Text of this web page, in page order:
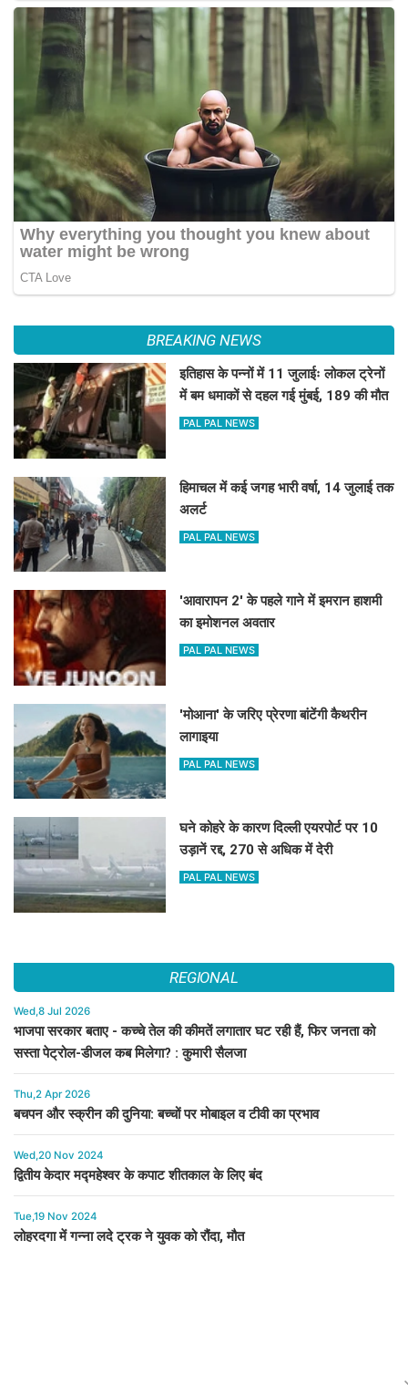
BREAKING NEWS
इतिहास के पन्नों में 11 जुलाईः लोकल ट्रेनों
में बम धमाकों से दहल गई मुंबई, 189 की मौत
PAL PAL NEWS
हिमाचल में कई जगह भारी वर्षा, 14 जुलाई तक
अलर्ट
PAL PAL NEWS
'आवारापन 2' के पहले गाने में इमरान हाशमी
का इमोशनल अवतार
PAL PAL NEWS
'मोआना' के जरिए प्रेरणा बांटेंगी कैथरीन
लागाइया
PAL PAL NEWS
घने कोहरे के कारण दिल्ली एयरपोर्ट पर 10
उड़ानें रद्द, 270 से अधिक में देरी
PAL PAL NEWS
REGIONAL
Wed,8 Jul 2026
भाजपा सरकार बताए - कच्चे तेल की कीमतें लगातार घट रही हैं, फिर जनता को
सस्ता पेट्रोल-डीजल कब मिलेगा? : कुमारी सैलजा
Thu,2 Apr 2026
बचपन और स्क्रीन की दुनिया: बच्चों पर मोबाइल व टीवी का प्रभाव
Wed,20 Nov 2024
द्वितीय केदार मद्महेश्वर के कपाट शीतकाल के लिए बंद
Tue,19 Nov 2024
लोहरदगा में गन्ना लदे ट्रक ने युवक को रौंदा, मौत